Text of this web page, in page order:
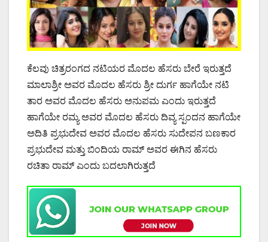
ಕೆಲವು ಚಿತ್ರರಂಗದ ನಟಿಯರ ಮೊದಲ ಹೆಸರು ಬೇರೆ ಇರುತ್ತದೆ
ಮಾಲಾಶ್ರೀ ಅವರ ಮೊದಲ ಹೆಸರು ಶ್ರೀ ದುರ್ಗ ಹಾಗೆಯೇ ನಟಿ
ತಾರ ಅವರ ಮೊದಲ ಹೆಸರು ಅನುಪಮ ಎಂದು ಇರುತ್ತದೆ
ಹಾಗೆಯೇ ರಮ್ಯ ಅವರ ಮೊದಲ ಹೆಸರು ದಿವ್ಯ ಸ್ಪಂದನ ಹಾಗೆಯೇ
ಅದಿತಿ ಪ್ರಭುದೇವ ಅವರ ಮೊದಲ ಹೆಸರು ಸುದೇಪನ ಬಣಕಾರ
ಪ್ರಭುದೇವ ಮತ್ತು ಬಿಂದಿಯ ರಾಮ್ ಅವರ ಈಗಿನ ಹೆಸರು
ರಚಿತಾ ರಾಮ್ ಎಂದು ಬದಲಾಗಿರುತ್ತದೆ